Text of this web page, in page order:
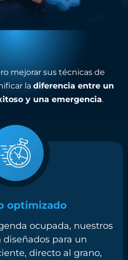
mejorar sus técnicas de
la diferencia entre un
y una emergencia.
optimizado
ocupada, nuestros
diseñados para un
directo al grano,